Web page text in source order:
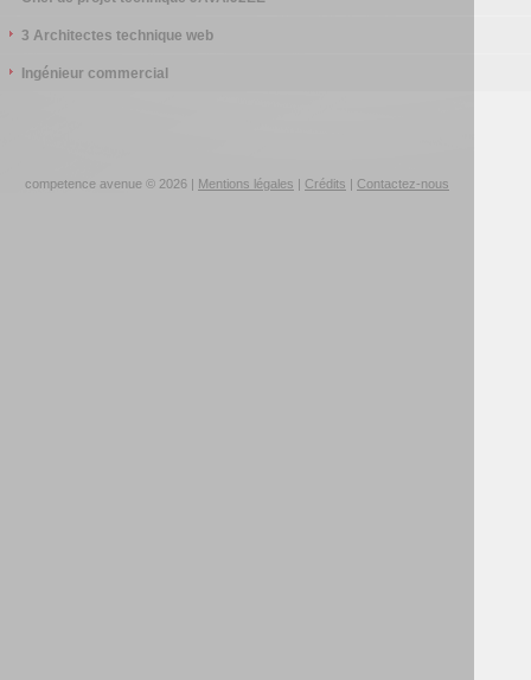
3 Architectes technique web
Ingénieur commercial
competence avenue © 2026 | Mentions légales Crédits Contactez-nous